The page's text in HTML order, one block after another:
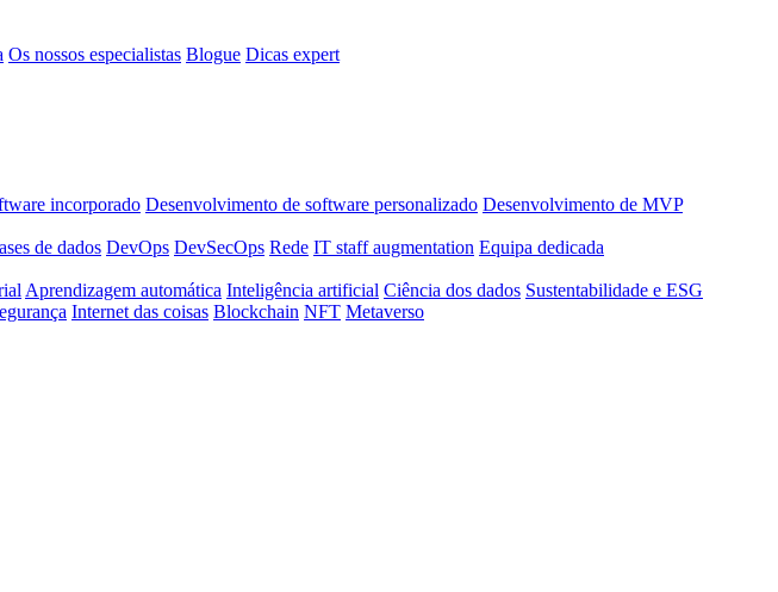
Os nossos especialistas Blogue Dicas expert
incorporado Desenvolvimento de software personalizado Desenvolvimento de MVP
de dados DevOps DevSecOps Rede IT staff augmentation Equipa dedicada
Aprendizagem automática Inteligência artificial Ciência dos dados Sustentabilidade e ESG
Internet das coisas Blockchain NFT Metaverso